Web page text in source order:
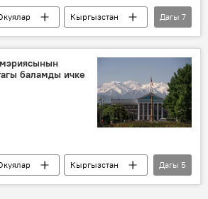
Кыргызстан
Бишкек
Василий Красильников
базар
Дагы 7
баламды ичке
Кыргызстан
Дагы 5